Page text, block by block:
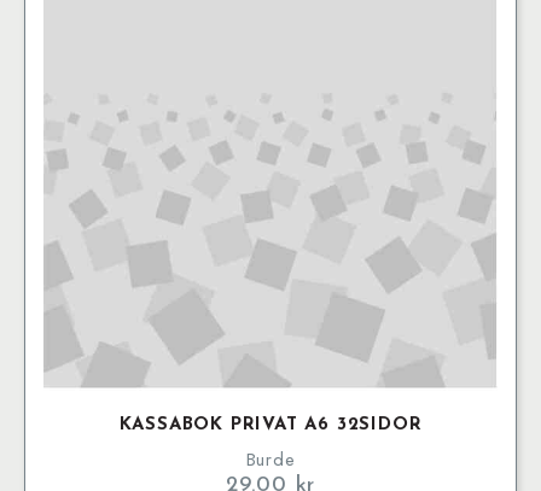
KASSABOK PRIVAT A6 32SIDOR
Burde
29.00 kr